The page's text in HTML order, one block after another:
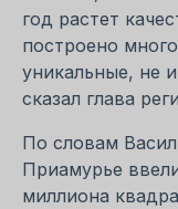
год растет
построено
уникальные, не
сказал глава
По словам
Приамурье
миллиона